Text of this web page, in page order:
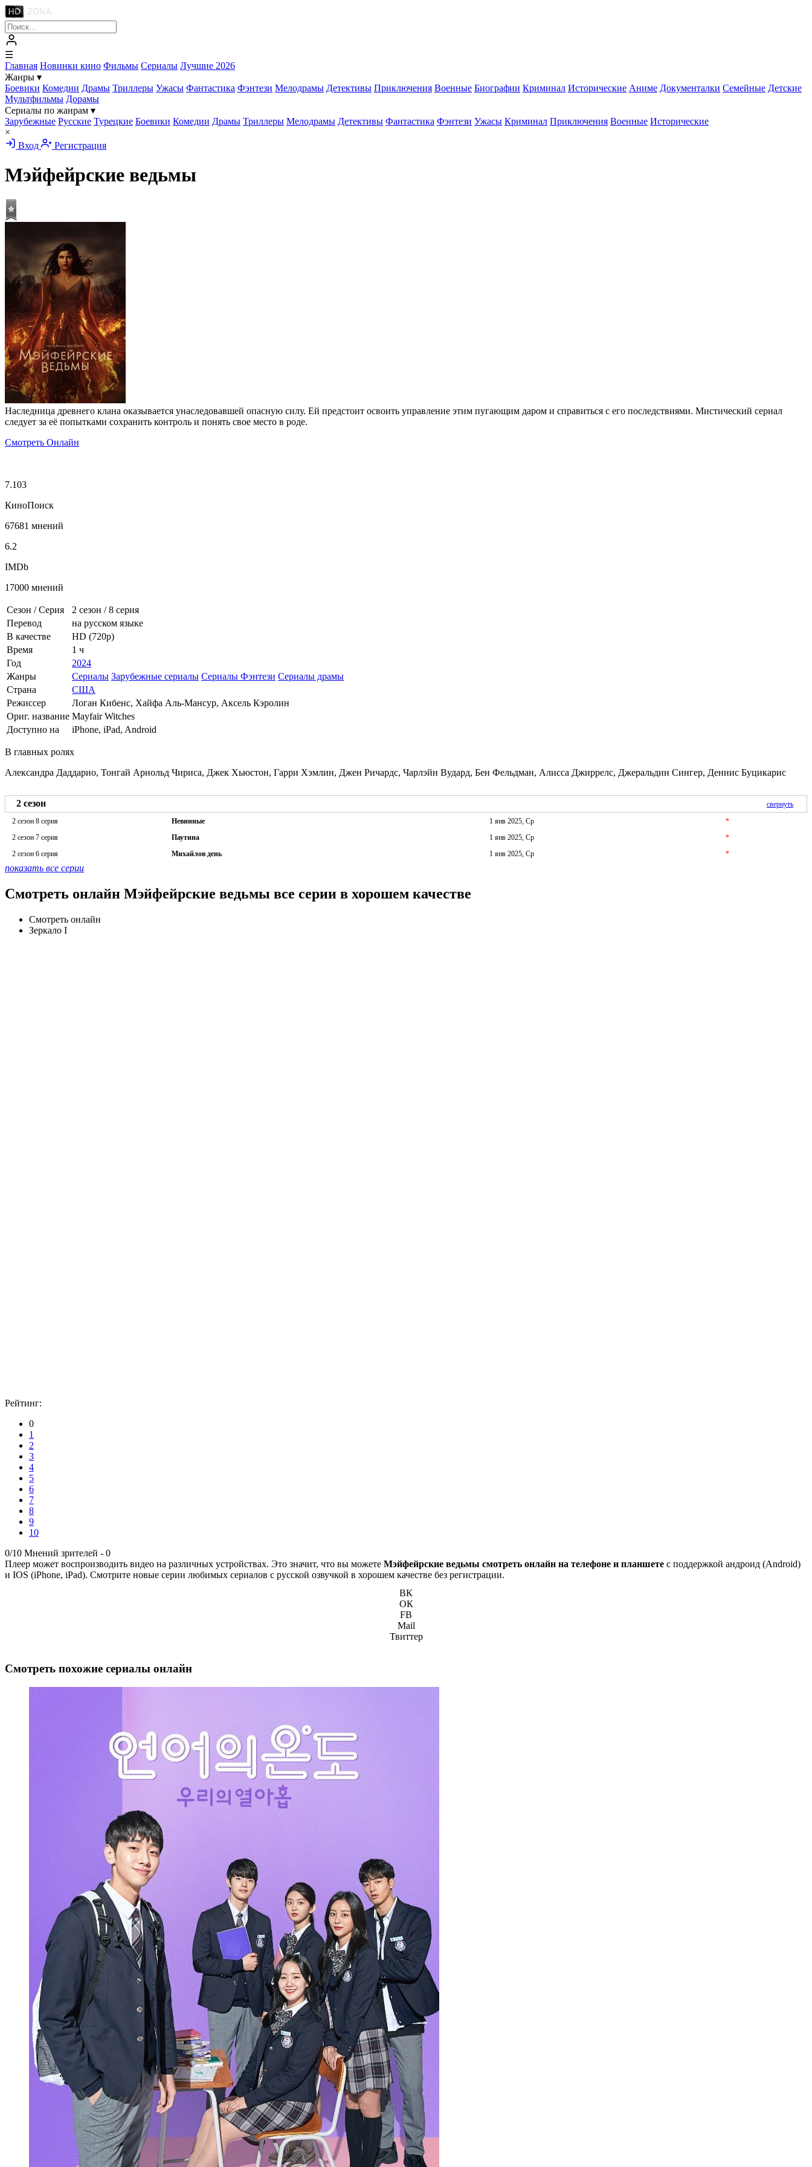
☰
Главная Новинки кино Фильмы Сериалы Лучшие 2026
Жанры ▾
Боевики Комедии Драмы Триллеры Ужасы Фантастика Фэнтези Мелодрамы Детективы Приключения Военные Биографии Криминал Исторические Аниме Документалки Семейные Детские
Мультфильмы Дорамы
Сериалы по жанрам ▾
Зарубежные Русские Турецкие Боевики Комедии Драмы Триллеры Мелодрамы Детективы Фантастика Фэнтези Ужасы Криминал Приключения Военные Исторические
×
Вход
Регистрация
Мэйфейрские ведьмы
Наследница древнего клана оказывается унаследовавшей опасную силу. Ей предстоит освоить управление этим пугающим даром и справиться с его последствиями. Мистический сериал
следует за её попытками сохранить контроль и понять свое место в роде.
Смотреть Онлайн
7.103
КиноПоиск
67681 мнений
6.2
IMDb
17000 мнений
Сезон / Серия 2 сезон /8 серия
Перевод
на русском языке
В качестве
HD (720p)
Время
1 ч
Год
2024
Жанры
Сериалы Зарубежные сериалы Сериалы Фэнтези Сериалы драмы
Страна
США
Режиссер
Логан Кибенс, Хайфа Аль-Мансур, Аксель Кэролин
Ориг. название Mayfair Witches
Доступно на
iPhone, iPad, Android
В главных ролях
Александра Даддарио, Тонгай Арнольд Чириса, Джек Хьюстон, Гарри Хэмлин, Джен Ричардс, Чарлэйн Вудард, Бен Фельдман, Алисса Джиррелс, Джеральдин Сингер, Деннис Буцикарис
2 сезон
свернуть
2 сезон 8 серия
Невинные 1 янв 2025, Ср
*
2 сезон 7 серия
Паутина 1 янв 2025, Ср
*
2 сезон 6 серия
Михайлов день 1 янв 2025, Ср *
показать все серии
Смотреть онлайн Мэйфейрские ведьмы все серии в хорошем качестве
Смотреть онлайн
Зеркало I
Рейтинг:
0
1
2
3
4
5
6
7
8
9
10
0/10 Мнений зрителей - 0
Плеер может воспроизводить видео на различных устройствах. Это значит, что вы можете Мэйфейрские ведьмы смотреть онлайн на телефоне и планшете с поддержкой андроид (Android)
и IOS (iPhone, iPad). Смотрите новые серии любимых сериалов с русской озвучкой в хорошем качестве без регистрации.
ВК
ОК
FB
Mail
Твиттер
Смотреть похожие сериалы онлайн